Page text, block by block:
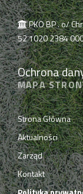
PKO BP . o/
52 1020 2384
Ochrona
MAPA
Strona Główna
Aktualności
Zarząd
Kontakt